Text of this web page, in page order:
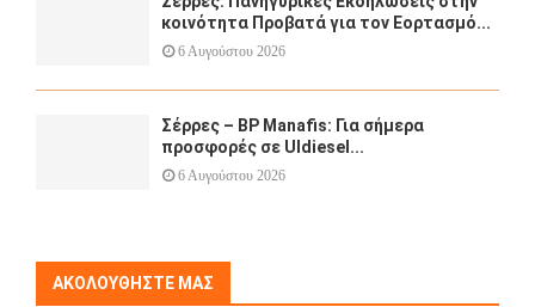
κοινότητα Προβατά για τον Εορτασμό...
6 Αυγούστου 2026
Σέρρες – BP Manafis: Για σήμερα
προσφορές σε Uldiesel...
6 Αυγούστου 2026
ΑΚΟΛΟΥΘΉΣΤΕ ΜΑΣ